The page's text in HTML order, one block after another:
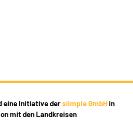
eine Initiative dersiimple GmbHin
mit den Landkreisen